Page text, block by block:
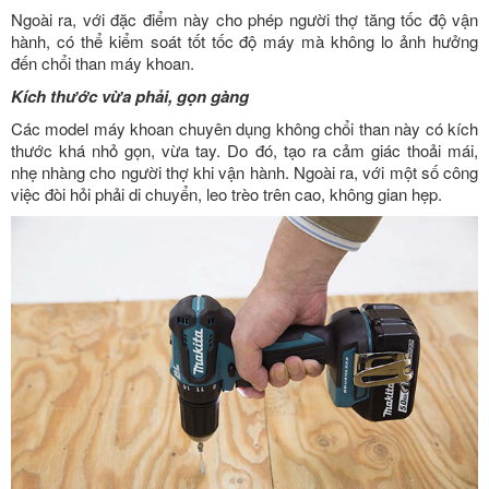
Ngoài ra, với đặc điểm này cho phép người thợ tăng tốc độ vận
hành, có thể kiểm soát tốt tốc độ máy mà không lo ảnh hưởng
đến chổi than máy khoan.
Kích thước vừa phải, gọn gàng
Các model máy khoan chuyên dụng không chổi than này có kích
thước khá nhỏ gọn, vừa tay. Do đó, tạo ra cảm giác thoải mái,
nhẹ nhàng cho người thợ khi vận hành. Ngoài ra, với một số công
việc đòi hỏi phải di chuyển, leo trèo trên cao, không gian hẹp.